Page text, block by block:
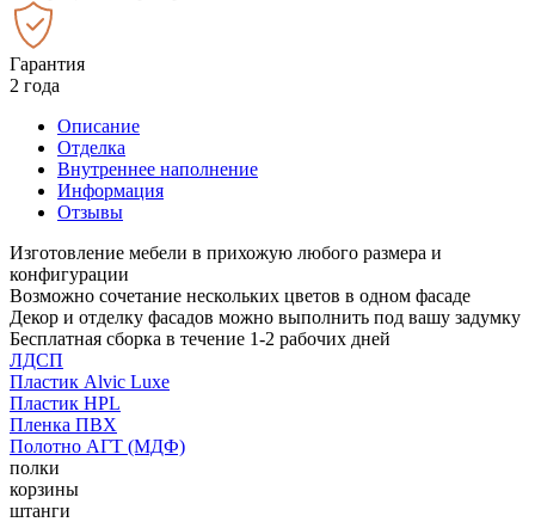
Гарантия
2 года
Описание
Отделка
Внутреннее наполнение
Информация
Отзывы
Изготовление мебели в прихожую любого размера и
конфигурации
Возможно сочетание нескольких цветов в одном фасаде
Декор и отделку фасадов можно выполнить под вашу задумку
Бесплатная сборка в течение 1-2 рабочих дней
ЛДСП
Пластик Alvic Luxe
Пластик HPL
Пленка ПВХ
Полотно АГТ (МДФ)
полки
корзины
штанги